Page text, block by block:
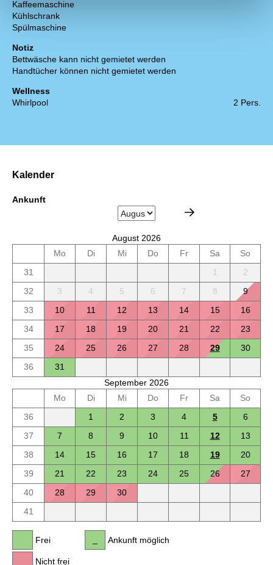
Kaffeemaschine
Kühlschrank
Spülmaschine
Notiz
Bettwäsche kann nicht gemietet werden
Handtücher können nicht gemietet werden
Wellness
Whirlpool
2 Pers.
Kalender
Ankunft
August 2026
Mo
Di Mi Do Fr Sa
So
31
1
2
32
3 4 5 6 7 8
9
33
10 11 12 13 14 15
16
34
17 18 19 20 21 22
23
35
24 25 26 27 28 29
30
36
31
September 2026
Mo
Di Mi Do Fr Sa
So
36
1 2 3 4 5
6
37
7 8 9 10 11 12
13
38
14 15 16 17 18 19
20
39
21 22 23 24 25 26
27
40
28 29
30
41
Frei
Nicht frei
Ankunft möglich